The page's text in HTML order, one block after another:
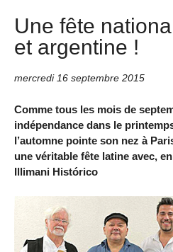
Une fête
et argentine !
mercredi 16 septembre 2015
Comme tous les mois de
indépendance dans le
l’automne pointe son nez à
une véritable fête latine avec,
Illimani Histórico